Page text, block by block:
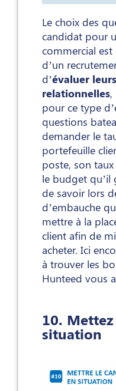
Le choix des
candidat pour
commercial est
d’un
d’évaluer
relationnelles
pour ce type
questions
demander le
portefeuille
poste, son
le budget
de savoir lors
d’embauche
mettre à la
client afin de
acheter. Ici
à trouver les
Hunteed vous
10.
situation